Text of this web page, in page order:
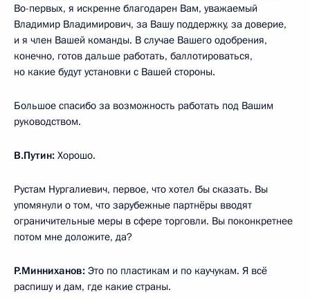
Во-первых, я искренне благодарен Вам, уважаемый
Владимир Владимирович, за Вашу поддержку, за доверие,
и я член Вашей команды. В случае Вашего одобрения,
конечно, готов дальше работать, баллотироваться,
но какие будут установки с Вашей стороны.
Большое спасибо за возможность работать под Вашим
руководством.
В.Путин: Хорошо.
Рустам Нургалиевич, первое, что хотел бы сказать. Вы
упомянули о том, что зарубежные партнёры вводят
ограничительные меры в сфере торговли. Вы поконкретнее
потом мне доложите, да?
Р.Минниханов: Это по пластикам и по каучукам. Я всё
распишу и дам, где какие страны.